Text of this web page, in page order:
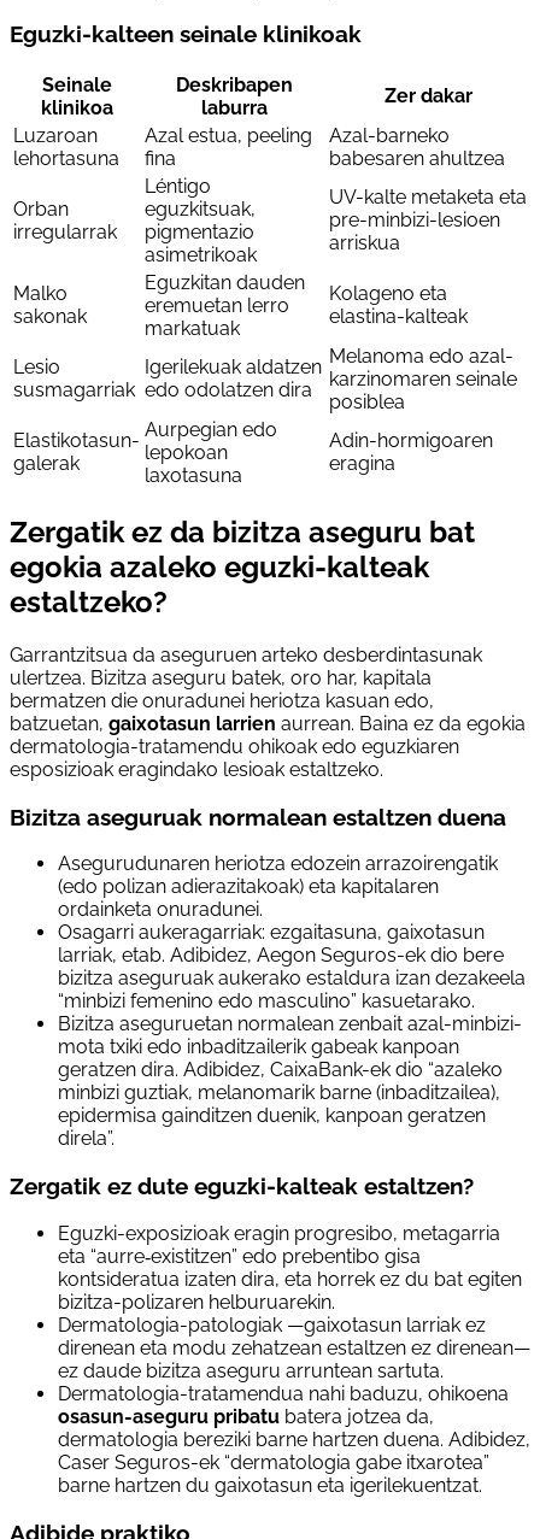
Eguzki-kalteen seinale klinikoak
Seinale
klinikoa
Deskribapen
laburra
Zer dakar
Luzaroan
lehortasuna
Azal estua, peeling
fina
Azal-barneko
babesaren ahultzea
Orban
irregularrak
Léntigo
eguzkitsuak,
pigmentazio
asimetrikoak
UV-kalte metaketa eta
pre-minbizi-lesioen
arriskua
Malko
sakonak
Eguzkitan dauden
eremuetan lerro
markatuak
Kolageno eta
elastina-kalteak
Lesio
susmagarriak
Igerilekuak aldatzen
edo odolatzen dira
Melanoma edo azal-
karzinomaren seinale
posiblea
Elastikotasun-
galerak
Aurpegian edo
lepokoan
laxotasuna
Adin-hormigoaren
eragina
Zergatik ez da bizitza aseguru bat
egokia azaleko eguzki-kalteak
estaltzeko?
Garrantzitsua da aseguruen arteko desberdintasunak
ulertzea. Bizitza aseguru batek, oro har, kapitala
bermatzen die onuradunei heriotza kasuan edo,
batzuetan, gaixotasun larrien aurrean. Baina ez da egokia
dermatologia-tratamendu ohikoak edo eguzkiaren
esposizioak eragindako lesioak estaltzeko.
Bizitza aseguruak normalean estaltzen duena
Asegurudunaren heriotza edozein arrazoirengatik
(edo polizan adierazitakoak) eta kapitalaren
ordainketa onuradunei.
Osagarri aukeragarriak: ezgaitasuna, gaixotasun
larriak, etab. Adibidez, Aegon Seguros-ek dio bere
bizitza aseguruak aukerako estaldura izan dezakeela
“minbizi femenino edo masculino” kasuetarako.
Bizitza aseguruetan normalean zenbait azal-minbizi-
mota txiki edo inbaditzailerik gabeak kanpoan
geratzen dira. Adibidez, CaixaBank-ek dio “azaleko
minbizi guztiak, melanomarik barne (inbaditzailea),
epidermisa gainditzen duenik, kanpoan geratzen
direla”.
Zergatik ez dute eguzki-kalteak estaltzen?
Eguzki-exposizioak eragin progresibo, metagarria
eta “aurre‑existitzen” edo prebentibo gisa
kontsideratua izaten dira, eta horrek ez du bat egiten
bizitza-polizaren helburuarekin.
Dermatologia-patologiak —gaixotasun larriak ez
direnean eta modu zehatzean estaltzen ez direnean—
ez daude bizitza aseguru arruntean sartuta.
Dermatologia-tratamendua nahi baduzu, ohikoena
osasun-aseguru pribatu batera jotzea da,
dermatologia bereziki barne hartzen duena. Adibidez,
Caser Seguros-ek “dermatologia gabe itxarotea”
barne hartzen du gaixotasun eta igerilekuentzat.
Adibide praktiko